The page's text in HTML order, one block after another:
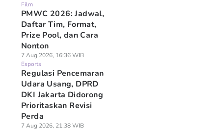
Film
PMWC 2026: Jadwal,
Daftar Tim, Format,
Prize Pool, dan Cara
Nonton
7 Aug 2026, 16:36 WIB
Esports
Regulasi Pencemaran
Udara Usang, DPRD
DKI Jakarta Didorong
Prioritaskan Revisi
Perda
7 Aug 2026, 21:38 WIB